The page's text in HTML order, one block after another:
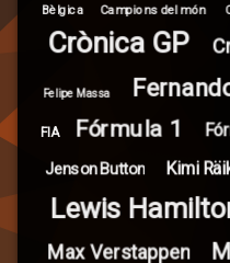
Bèlgica
Campions del món
Crònica GP
Felipe Massa
FIA Fórmula 1
Jenson Button Kimi
Lewis
Max Verstappen